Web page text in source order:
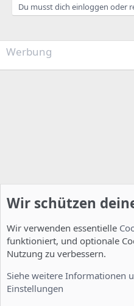
Du musst dich einloggen oder
Werbung
Wir schützen
Wir verwenden essentielle
funktioniert, und optionale
Nutzung zu verbessern.
Siehe weitere Informationen
Einstellungen